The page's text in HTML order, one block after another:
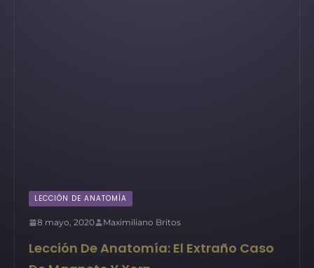
LECCIÓN DE ANATOMÍA
8 mayo, 2020 Maximiliano Britos
Lección De Anatomía: El Extraño Caso